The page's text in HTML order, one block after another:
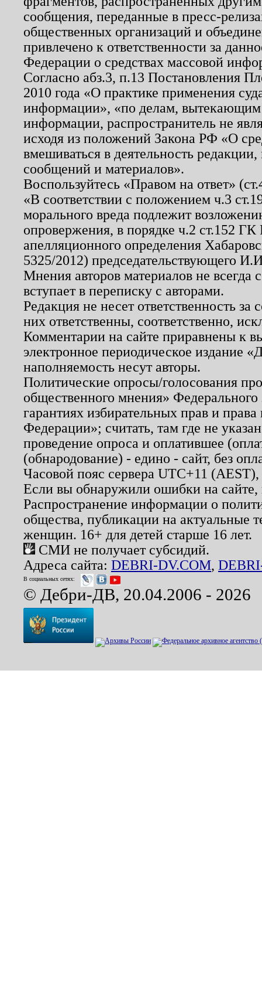
сообщения, переданные в пресс-
общественных организаций и
привлечено к ответственности за
Федерации о средствах массовой
Согласно абз.3, п.13 Постановления
2010 года «О практике применения
информации», «по делам, вытекающим
информации, распространитель не
исходя из положений Закона РФ «О
вмешиваться в деятельность
сообщений и материалов».
Воспользуйтесь «Правом на ответ»
«В соответствии с положением ч.3
морального вреда подлежит
опровержения, в порядке ч.2 ст.152
апелляционного определения
5325/2012) председательствующего
Мнения авторов материалов не
вступает в переписку с авторами.
Редакция не несет ответственность
них ответственны, соответственно,
Комментарии на сайте приравнены к
электронное периодическое издание
наполняемость несут авторы.
Политические опросы/голосования
общественного мнения»
гарантиях избирательных прав и
Федерации»; считать, там где не
проведение опроса и оплатившее
(обнародование) - едино - сайт, без
Часовой пояс сервера UTC+11
Если вы обнаружили ошибки на
Распространение информации о
общества, публикации на актуальные
женщин. 16+ для детей старше 16 лет.
СМИ не получает субсидий.
Адреса сайта: DEBRI-DV.COM,
В социальных сетях:
© Дебри-ДВ, 20.04.2006 - 2026